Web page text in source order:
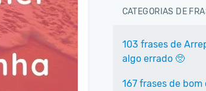
CATEGORIAS DE
103 frases de
algo errado 🥺
167 frases de